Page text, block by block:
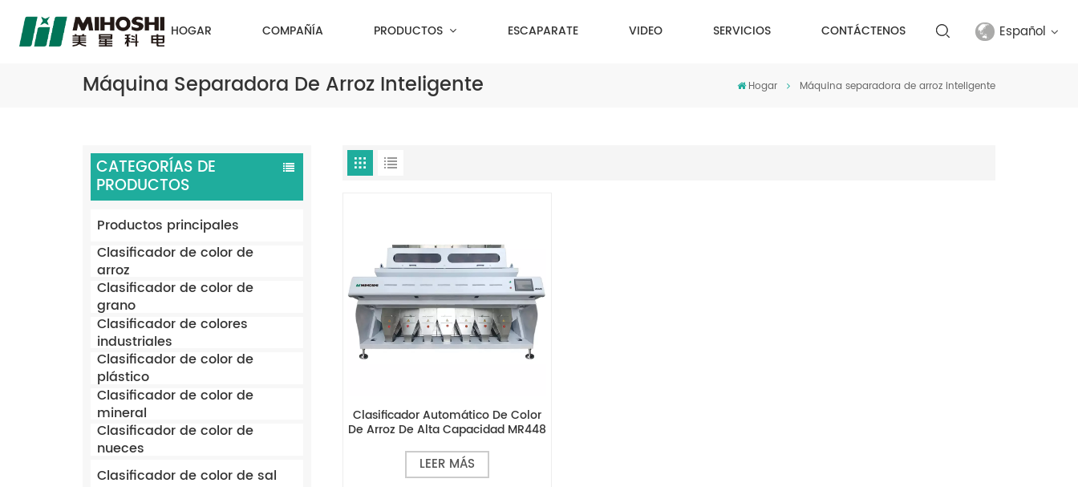
HOGAR COMPAÑÍA PRODUCTOS ESCAPARATE VIDEO SERVICIOS CONTÁCTENOS Español
Máquina Separadora De Arroz Inteligente Hogar Máquina separadora de arroz inteligente
CATEGORÍAS DE
PRODUCTOS
Productos principales
Clasificador de color de
arroz
Clasificador de color de
grano
Clasificador de colores
industriales
Clasificador de color de
plástico
Clasificador de color de
mineral
Clasificador de color de
nueces
Clasificador de color de sal
Clasificador Automático De Color
De Arroz De Alta Capacidad MR448
LEER MÁS